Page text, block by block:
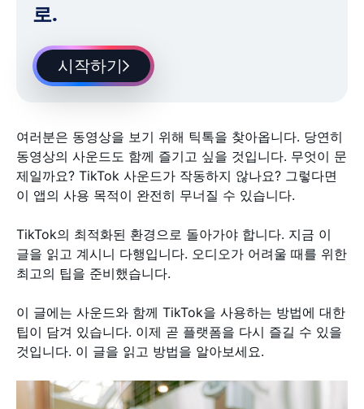
로.
시작하기
여러분은 동영상을 보기 위해 틱톡을 찾아옵니다. 당연히
동영상의 사운드도 함께 즐기고 싶을 것입니다. 무엇이 문
제일까요? TikTok 사운드가 작동하지 않나요? 그렇다면
이 앱의 사용 목적이 완전히 무너질 수 있습니다.
TikTok의 최적화된 환경으로 돌아가야 합니다. 지금 이
글을 읽고 계시니 다행입니다. 오디오가 어려울 때를 위한
최고의 팁을 준비했습니다.
이 글에는 사운드와 함께 TikTok을 사용하는 방법에 대한
팁이 담겨 있습니다. 이제 곧 플랫폼을 다시 즐길 수 있을
것입니다. 이 글을 읽고 방법을 알아보세요.